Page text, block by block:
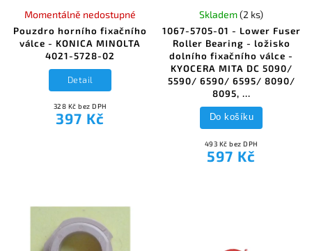
Pouzdro horního fixačního
válce - KONICA MINOLTA
4021-5728-02
Momentálně nedostupné
328 Kč bez DPH
397 Kč
Detail
1067-5705-01 - Lower Fuser
Roller Bearing - ložisko
dolního fixačního válce -
KYOCERA MITA DC 5090/
5590/ 6590/ 6595/ 8090/
8095, ...
Skladem(2 ks)
493 Kč bez DPH
597 Kč
Do košíku